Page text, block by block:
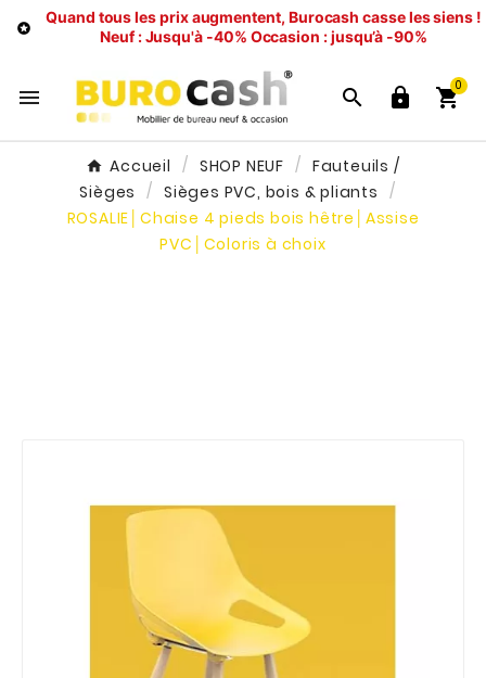

Quand tous les prix augmentent, Burocash casse les siens !
Neuf : Jusqu'à -40% Occasion : jusqu’à -90%
   
0
Accueil SHOP NEUF
Fauteuils /
Sièges
Sièges PVC, bois & pliants
ROSALIE│Chaise 4 pieds bois hêtre│Assise
PVC│Coloris à choix